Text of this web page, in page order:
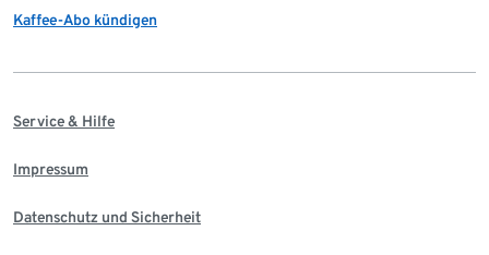
Kaffee-Abo kündigen
Service & Hilfe
Impressum
Datenschutz und Sicherheit